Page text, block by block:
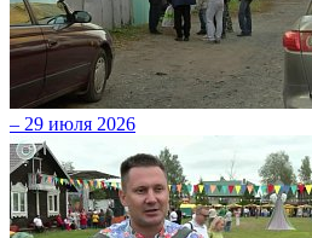
– 29 июля 2026